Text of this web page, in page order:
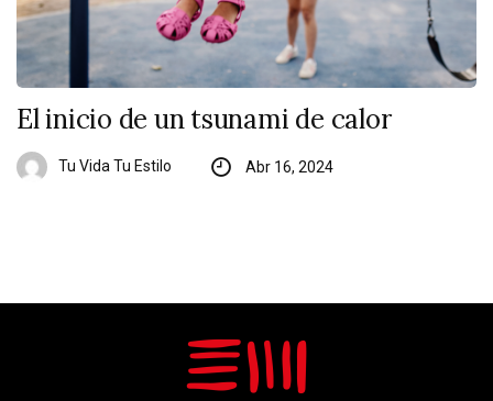
El inicio de un tsunami de calor
Tu Vida Tu Estilo Abr 16, 2024